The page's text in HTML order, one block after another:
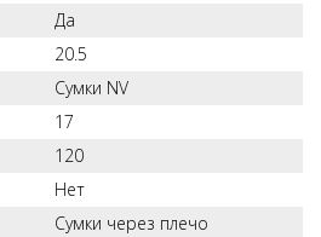
Да
20.5
Сумки NV
17
120
Нет
Сумки через плечо